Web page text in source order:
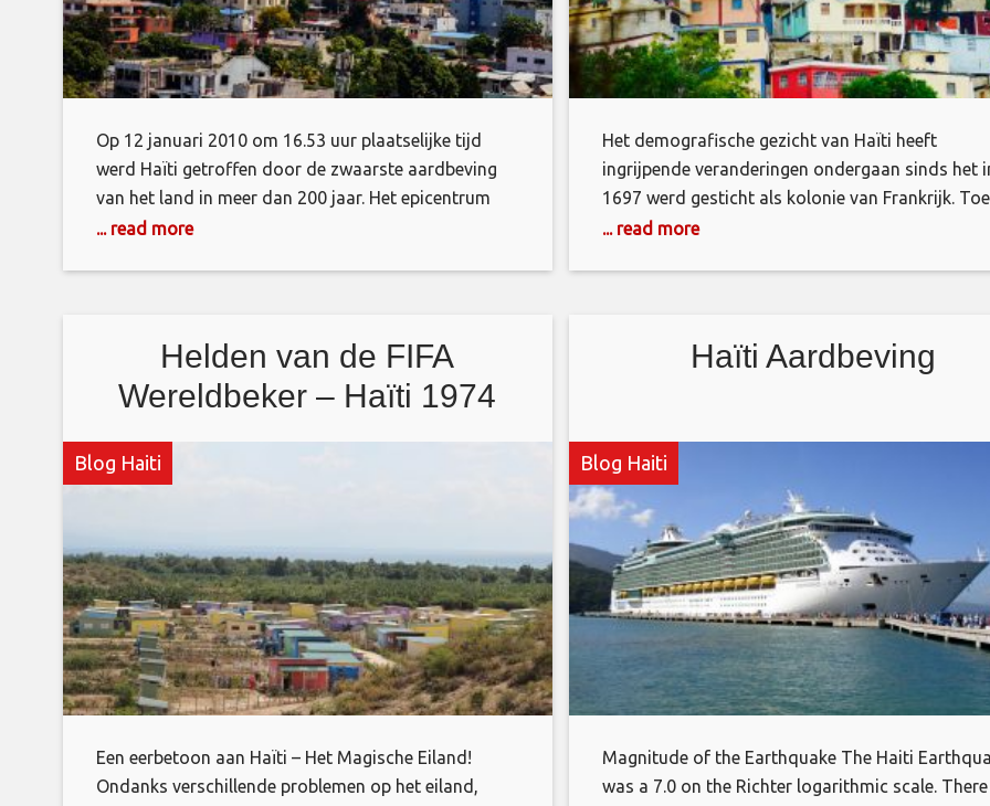
Op 12 januari 2010 om 16.53 uur plaatselijke tijd
werd Haïti getroffen door de zwaarste aardbeving
van het land in meer dan 200 jaar. Het epicentrum
van de aardbeving met een kracht van 7,0 bevond
... read more
Het demografische gezicht van Haïti heeft
ingrijpende veranderingen ondergaan sinds het
1697 werd gesticht als kolonie van Frankrijk.
Columbus en zijn conquistadores in 1492 op het
waren met miljoenen. Tegen de tijd dat Columbus
... read more
Helden van de FIFA
Wereldbeker – Haïti 1974
Blog Haiti
Een eerbetoon aan Haïti – Het Magische Eiland!
Ondanks verschillende problemen op het eiland,
Haïti Aardbeving
Blog Haiti
Magnitude of the Earthquake The Haiti
was a 7.0 on the Richter logarithmic scale. There